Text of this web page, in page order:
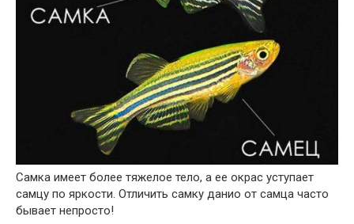
Самка имеет более тяжелое тело, а ее окрас уступает
самцу по яркости. Отличить самку данио от самца часто
бывает непросто!